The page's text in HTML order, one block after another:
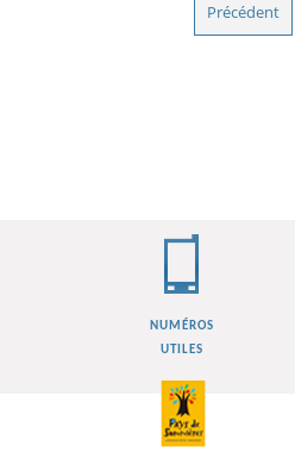
Précédent
NUMÉROS
UTILES